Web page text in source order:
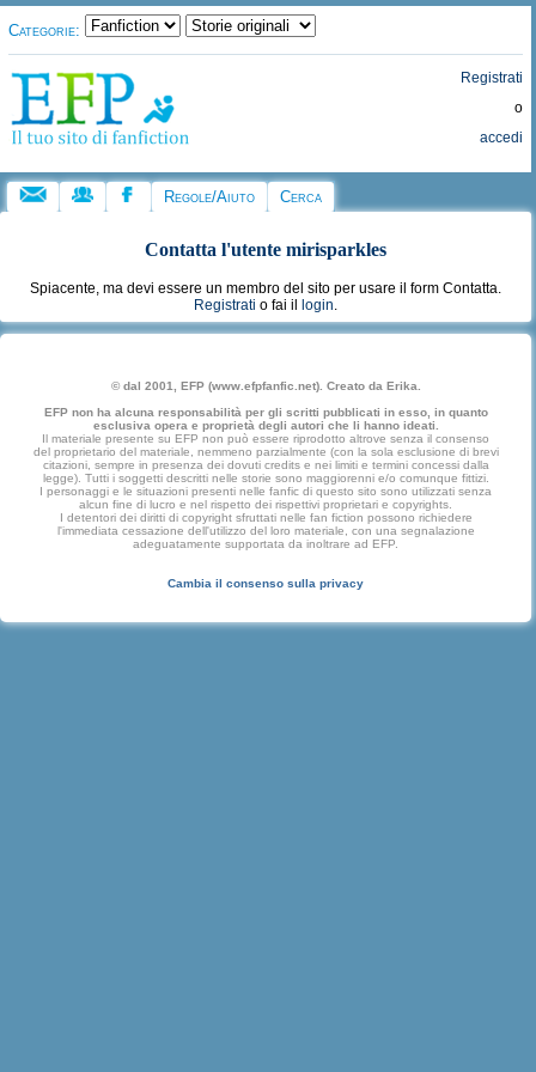
Categorie:
Registrati
o
accedi
Regole/Aiuto Cerca
Contatta l'utentemirisparkles
Spiacente, ma devi essere un membro del sito per usare il form Contatta.
Registrati o fai il login.
© dal 2001, EFP (www.efpfanfic.net). Creato da Erika.
EFP non ha alcuna responsabilità per gli scritti pubblicati in esso, in quanto
esclusiva opera e proprietà degli autori che li hanno ideati.
Il materiale presente su EFP non può essere riprodotto altrove senza il consenso
del proprietario del materiale, nemmeno parzialmente (con la sola esclusione di brevi
citazioni, sempre in presenza dei dovuti credits e nei limiti e termini concessi dalla
legge). Tutti i soggetti descritti nelle storie sono maggiorenni e/o comunque fittizi.
I personaggi e le situazioni presenti nelle fanfic di questo sito sono utilizzati senza
alcun fine di lucro e nel rispetto dei rispettivi proprietari e copyrights.
I detentori dei diritti di copyright sfruttati nelle fan fiction possono richiedere
l'immediata cessazione dell'utilizzo del loro materiale, con una segnalazione
adeguatamente supportata da inoltrare ad EFP.
Cambia il consenso sulla privacy